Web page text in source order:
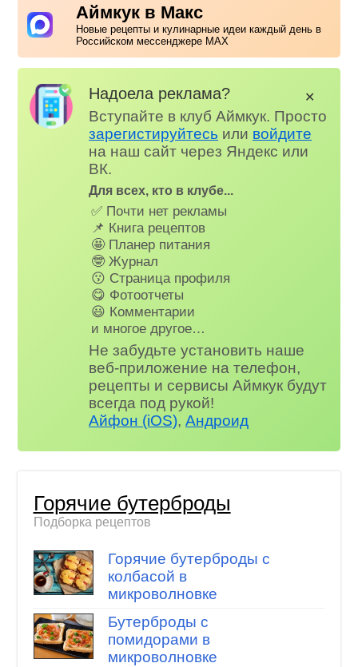
Аймкук в Макс
Новые рецепты и кулинарные идеи каждый день в
Российском мессенджере MAX
Надоела реклама?
Вступайте в клуб Аймкук. Просто
зарегистируйтесь или войдите
на наш сайт через Яндекс или
ВК.
Для всех, кто в клубе...
✅ Почти нет рекламы
📌 Книга рецептов
🤩 Планер питания
🤓 Журнал
😗 Страница профиля
😋 Фотоотчеты
😃 Комментарии
и многое другое…
Не забудьте установить наше
веб-приложение на телефон,
рецепты и сервисы Аймкук будут
всегда под рукой!
Айфон (iOS),Андроид
✕
Горячие бутерброды
Подборка рецептов
Горячие бутерброды с
колбасой в
микроволновке
Бутерброды с
помидорами в
микроволновке